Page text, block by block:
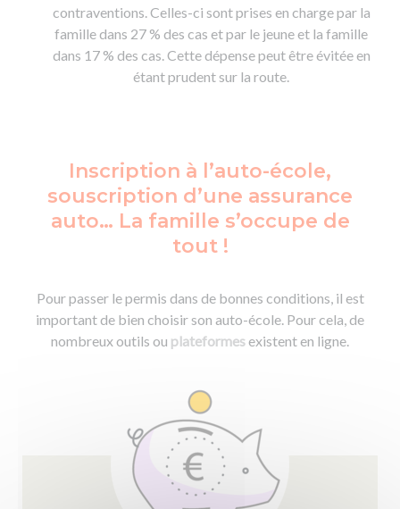
contraventions. Celles-ci sont prises en charge par la
famille dans 27 % des cas et par le jeune et la famille
dans 17 % des cas. Cette dépense peut être évitée en
étant prudent sur la route.
Inscription à l’auto-école,
souscription d’une assurance
auto… La famille s’occupe de
tout !
Pour passer le permis dans de bonnes conditions, il est
important de bien choisir son auto-école. Pour cela, de
nombreux outils ou plateformesexistent en ligne.